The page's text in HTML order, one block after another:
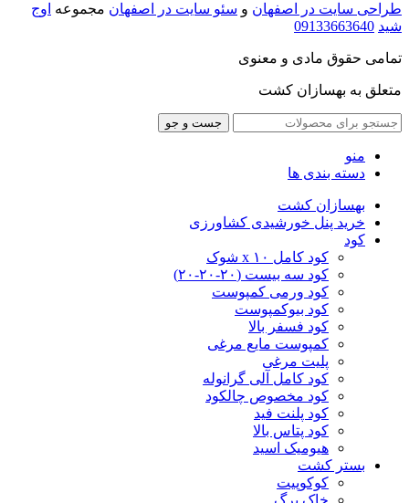
طراحی سایت در اصفهان و سئو سایت در اصفهان مجموعه اوج
شید 09133663640
تمامی حقوق مادی و معنوی
متعلق به بهسازان کشت
جست و جو
منو
دسته بندی ها
بهسازان کشت
خرید پنل خورشیدی کشاورزی
کود
کود کامل ۱۰ x شوک
کود سه بیست (۲۰-۲۰-۲۰)
کود ورمی کمپوست
کود بیوکمپوست
کود فسفر بالا
کمپوست مایع مرغی
پلیت مرغی
کود کامل آلی گرانوله
کود مخصوص چالکود
کود پلنت فید
کود پتاس بالا
هیومیک اسید
بستر کشت
کوکوپیت